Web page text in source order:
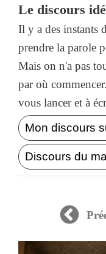
Le discours
Il y a des instants
prendre la parole
Mais on n'a pas
par où
vous lancer et à
Mon discours
Discours du